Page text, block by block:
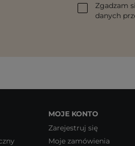
Zgadzam
danych
MOJE KONTO
Zarejestruj się
Moje zamówienia